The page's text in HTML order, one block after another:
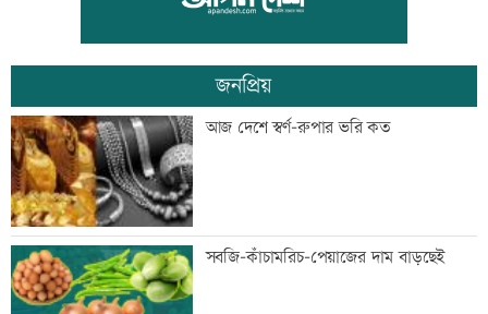
তিন বিভাগে বন্যার পূর্বাভাস
দ্বিতীয় প্রান্তিকে ন্যাশনাল ফিডের লোকসান
জনপ্রিয়
আজ দেশে স্বর্ণ-রুপার ভরি কত
সবজি-কাঁচামরিচ-পেয়াজের দাম বাড়ছেই